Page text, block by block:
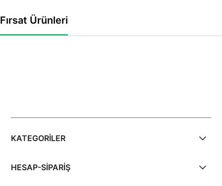
Fırsat Ürünleri
KATEGORİLER
HESAP-SİPARİŞ